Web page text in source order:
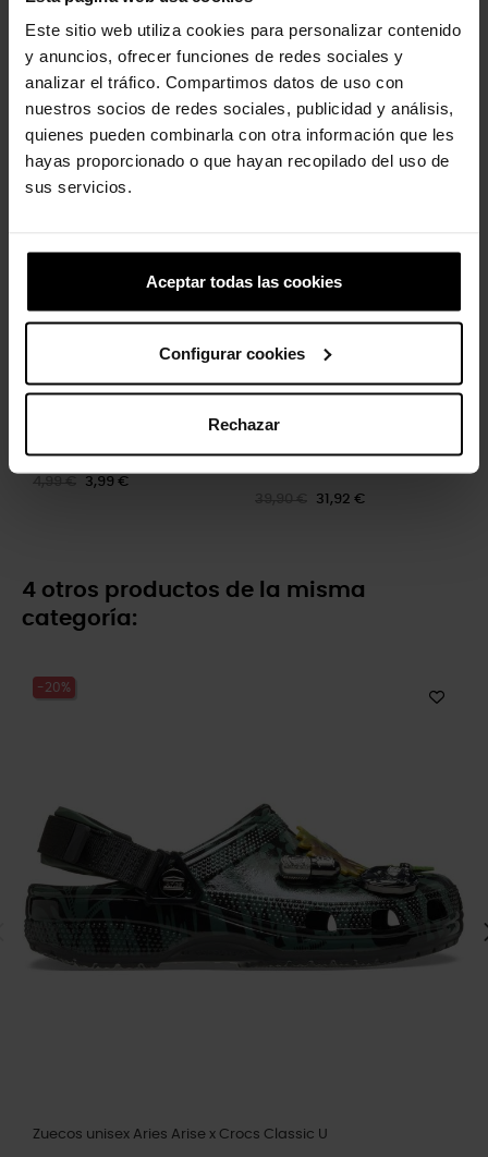
Este sitio web utiliza cookies para personalizar contenido
y anuncios, ofrecer funciones de redes sociales y
analizar el tráfico. Compartimos datos de uso con
nuestros socios de redes sociales, publicidad y análisis,
quienes pueden combinarla con otra información que les
hayas proporcionado o que hayan recopilado del uso de
sus servicios.
Aceptar todas las cookies
Configurar cookies
Rechazar
Zuecos unisex Classic Pearl...
59,90 € 47,92 €
Letra C
4,99 € 3,99 €
Tiburón luminoso
3,99 €
Chanclas unisex Crocband™
31,92 €
4 otros productos de la misma
categoría:
-20%
Zuecos unisex Aries Arise x Crocs Classic U